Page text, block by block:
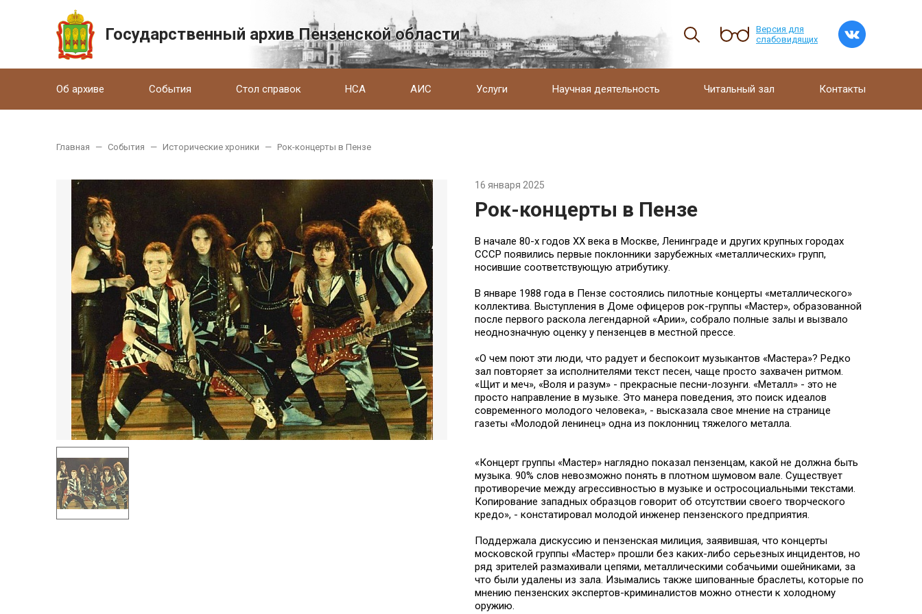
Государственный архив Пензенской области
Версия для
слабовидящих
Об архиве События Стол справок НСА АИС Услуги Научная деятельность Читальный зал Контакты
Главная — События — Исторические хроники — Рок-концерты в Пензе
16 января 2025
Рок-концерты в Пензе
В начале 80-х годов XX века в Москве, Ленинграде и других крупных городах
СССР появились первые поклонники зарубежных «металлических» групп,
носившие соответствующую атрибутику.
В январе 1988 года в Пензе состоялись пилотные концерты «металлического»
коллектива. Выступления в Доме офицеров рок-группы «Мастер», образованной
после первого раскола легендарной «Арии», собрало полные залы и вызвало
неоднозначную оценку у пензенцев в местной прессе.
«О чем поют эти люди, что радует и беспокоит музыкантов «Мастера»? Редко
зал повторяет за исполнителями текст песен, чаще просто захвачен ритмом.
«Щит и меч», «Воля и разум» - прекрасные песни-лозунги. «Металл» - это не
просто направление в музыке. Это манера поведения, это поиск идеалов
современного молодого человека», - высказала свое мнение на странице
газеты «Молодой ленинец» одна из поклонниц тяжелого металла.
«Концерт группы «Мастер» наглядно показал пензенцам, какой не должна быть
музыка. 90% слов невозможно понять в плотном шумовом вале. Существует
противоречие между агрессивностью в музыке и остросоциальными текстами.
Копирование западных образцов говорит об отсутствии своего творческого
кредо», - констатировал молодой инженер пензенского предприятия.
Поддержала дискуссию и пензенская милиция, заявившая, что концерты
московской группы «Мастер» прошли без каких-либо серьезных инцидентов, но
ряд зрителей размахивали цепями, металлическими собачьими ошейниками, за
что были удалены из зала. Изымались также шипованные браслеты, которые по
мнению пензенских экспертов-криминалистов можно отнести к холодному
оружию.